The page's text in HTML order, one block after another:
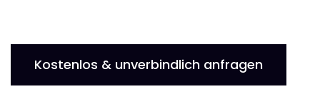
Kostenlos & unverbindlich anfragen